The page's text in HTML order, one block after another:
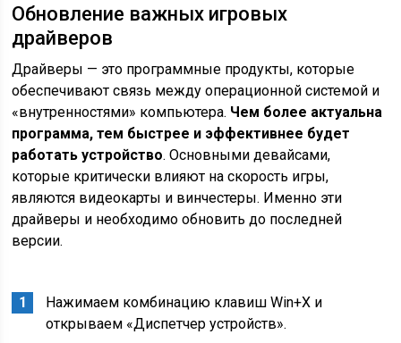
Обновление важных игровых
драйверов
Драйверы — это программные продукты, которые
обеспечивают связь между операционной системой и
«внутренностями» компьютера. Чем более актуальна
программа, тем быстрее и эффективнее будет
работать устройство. Основными девайсами,
которые критически влияют на скорость игры,
являются видеокарты и винчестеры. Именно эти
драйверы и необходимо обновить до последней
версии.
Нажимаем комбинацию клавиш Win+X и
открываем «Диспетчер устройств».